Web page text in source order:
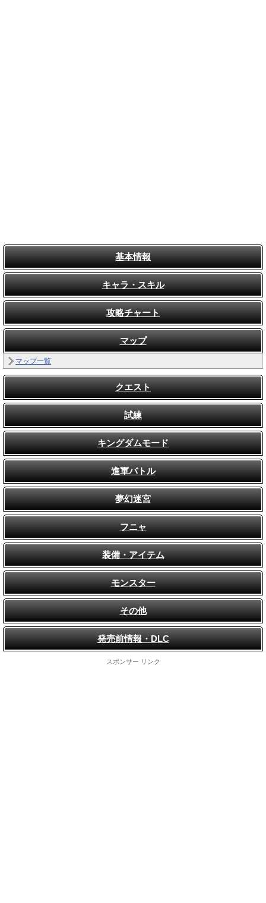
基本情報
キャラ・スキル
攻略チャート
マップ
マップ一覧
クエスト
試練
キングダムモード
進軍バトル
夢幻迷宮
フニャ
装備・アイテム
モンスター
その他
発売前情報・DLC
スポンサー リンク